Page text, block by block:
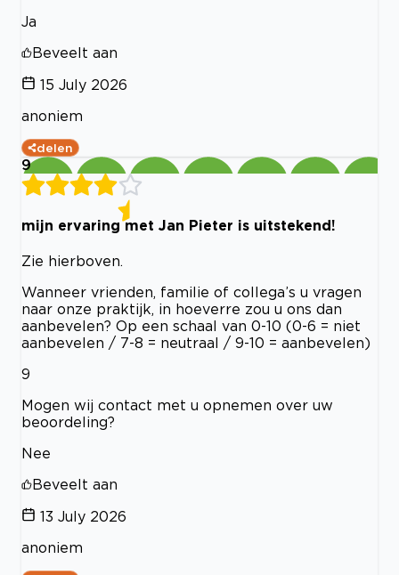
Ja
Beveelt aan
15 July 2026
anoniem
delen
9
mijn ervaring met Jan Pieter is uitstekend!
Zie hierboven.
Wanneer vrienden, familie of collega’s u vragen
naar onze praktijk, in hoeverre zou u ons dan
aanbevelen? Op een schaal van 0-10 (0-6 = niet
aanbevelen / 7-8 = neutraal / 9-10 = aanbevelen)
9
Mogen wij contact met u opnemen over uw
beoordeling?
Nee
Beveelt aan
13 July 2026
anoniem